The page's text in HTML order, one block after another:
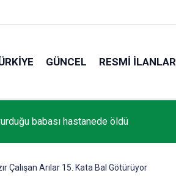
GÜNCEL RESMI İLANLAR
babası hastanede öldü
Çalışan Arılar 15. Kata Bal Götürüyor